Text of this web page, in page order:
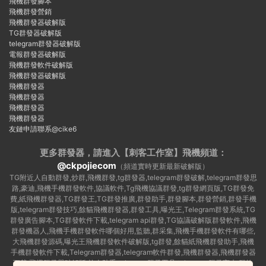
飛機群發營銷
飛機群發器破解版
TG群發器破解版
telegram群發器破解版
電報群發器破解版
飛機群發軟件破解版
飛機群發器破解版
飛機群發器
飛機群發器
飛機群發器
飛機群發器
友鏈申請聯系@cike6
更多群發器，請進入【刺客工作室】 飛機頻道：
@ckpojiecom （頻道實時更新最新破解版）
TG附近人自動群發,炒群,飛機群發,tg群發器,telegram群發破解,telegram群發思
路,豪迪,飛機手機群發軟件,協議軟件,Tg飛機協議群發,tg群發網頁版,TG群發免
費,紙飛機群發器,TG群發王,TG群發推廣,群發助手,群發腳本,群發營銷,群發手機
版,telegram群發技巧,餘貓飛機群發器,群發工具,曝光王,Telegram群發系統,TG
群發廣告腳本,TG群發軟件下載,telegram api群發,TG協議破解版群發軟件,飛機
群發機器人,飛機手機群發軟件哪個好用,監聽,群采集,飛機手機群發軟件有哪些,
大飛機群發源碼,曝光王飛機群發軟件破解版,tg群發,餘貓紙飛機群發助手,飛機
手機群發軟件下載,Telegram群發器,telegram軟件群發,飛機群發器,飛機群發器
下載,飛機群發器破解版,拉人助手,telegram群發工具,telegram 群發言,加群軟